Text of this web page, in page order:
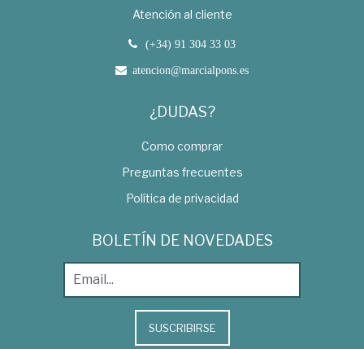
Atención al cliente
(+34) 91 304 33 03
atencion@marcialpons.es
¿DUDAS?
Como comprar
Preguntas frecuentes
Política de privacidad
BOLETÍN DE NOVEDADES
SUSCRIBIRSE